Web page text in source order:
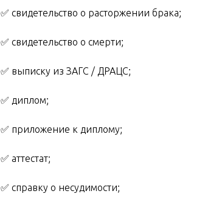
✅ свидетельство о расторжении брака;
✅ свидетельство о смерти;
✅ выписку из ЗАГС / ДРАЦС;
✅ диплом;
✅ приложение к диплому;
✅ аттестат;
✅ справку о несудимости;